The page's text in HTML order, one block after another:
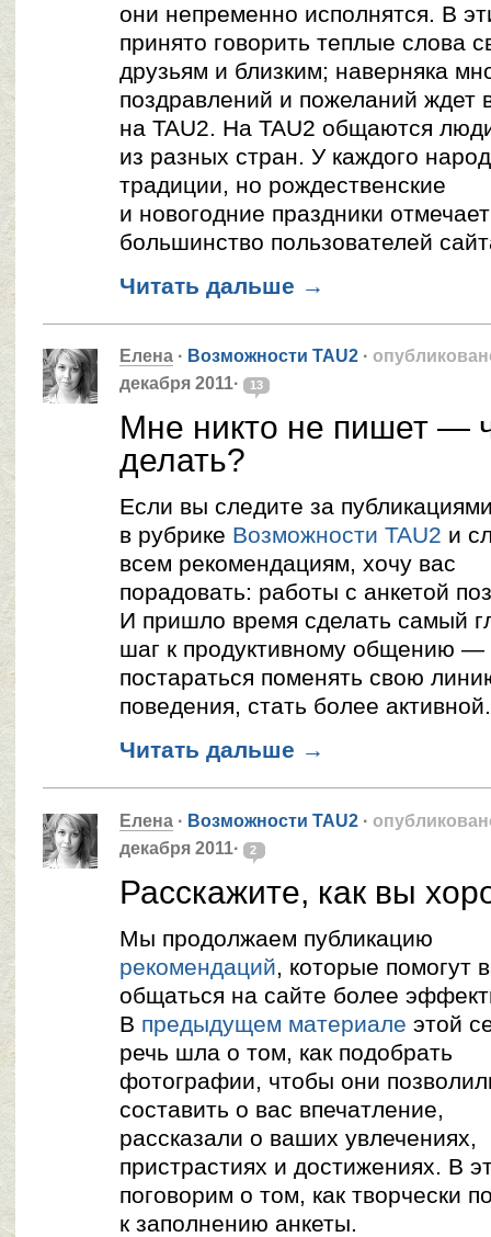
они непременно исполнятся. В
принято говорить теплые слова
друзьям и близким; наверняка
поздравлений и пожеланий ждет
на TAU2. На TAU2 общаются
из разных стран. У каждого
традиции, но рождественские
и новогодние праздники отмечает
большинство пользователей
Читать дальше →
Елена · Возможности TAU2 ·
декабря 2011·
13
Мне никто не пишет —
делать?
Если вы следите за
в рубрике Возможности TAU2 и
всем рекомендациям, хочу вас
порадовать: работы с анкетой
И пришло время сделать самый
шаг к продуктивному общению —
постараться поменять свою
поведения, стать более активной.
Читать дальше →
Елена · Возможности TAU2 ·
декабря 2011·
2
Расскажите, как вы
Мы продолжаем публикацию
рекомендаций, которые помогут
общаться на сайте более
В предыдущем материале этой
речь шла о том, как подобрать
фотографии, чтобы они
составить о вас впечатление,
рассказали о ваших увлечениях,
пристрастиях и достижениях. В
поговорим о том, как творчески
к заполнению анкеты.